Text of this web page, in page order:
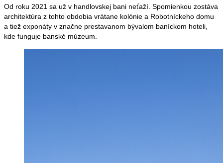
Od roku 2021 sa už v handlovskej bani neťaží. Spomienkou zostáva
architektúra z tohto obdobia vrátane kolónie a Robotníckeho domu
a tiež exponáty v značne prestavanom bývalom baníckom hoteli,
kde funguje banské múzeum.